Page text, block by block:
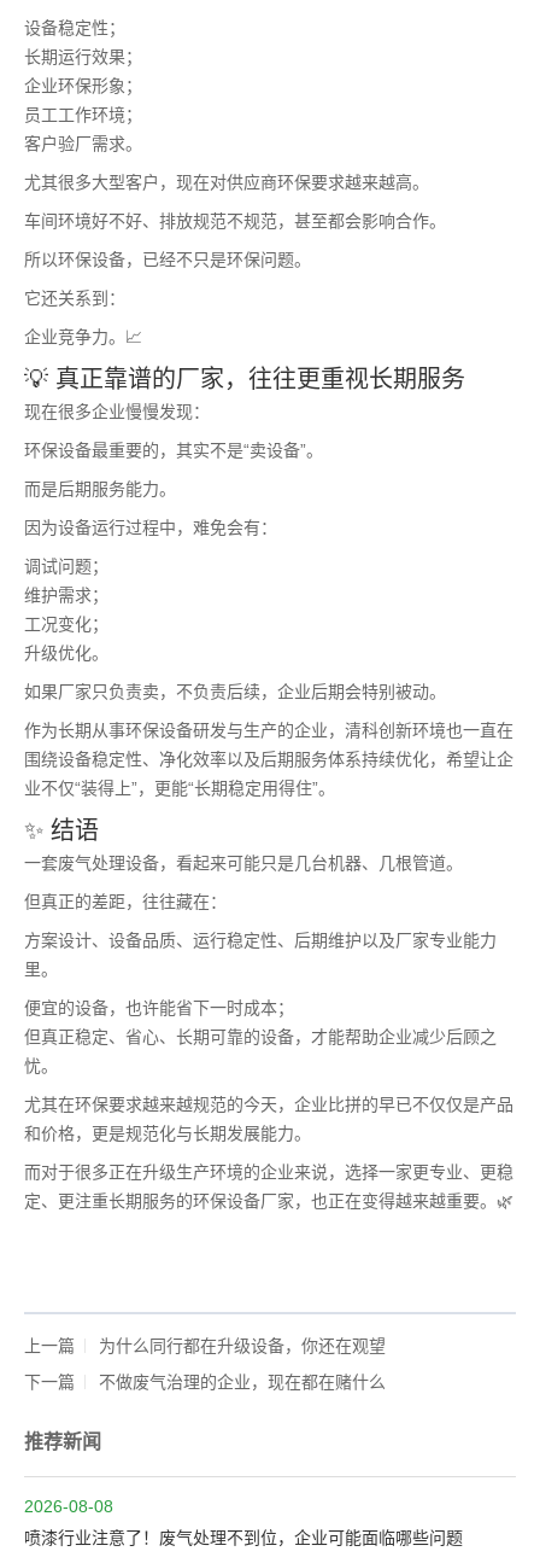
设备稳定性；
长期运行效果；
企业环保形象；
员工工作环境；
客户验厂需求。
尤其很多大型客户，现在对供应商环保要求越来越高。
车间环境好不好、排放规范不规范，甚至都会影响合作。
所以环保设备，已经不只是环保问题。
它还关系到：
企业竞争力。📈
💡 真正靠谱的厂家，往往更重视长期服务
现在很多企业慢慢发现：
环保设备最重要的，其实不是“卖设备”。
而是后期服务能力。
因为设备运行过程中，难免会有：
调试问题；
维护需求；
工况变化；
升级优化。
如果厂家只负责卖，不负责后续，企业后期会特别被动。
作为长期从事环保设备研发与生产的企业，清科创新环境也一直在
围绕设备稳定性、净化效率以及后期服务体系持续优化，希望让企
业不仅“装得上”，更能“长期稳定用得住”。
✨ 结语
一套废气处理设备，看起来可能只是几台机器、几根管道。
但真正的差距，往往藏在：
方案设计、设备品质、运行稳定性、后期维护以及厂家专业能力
里。
便宜的设备，也许能省下一时成本；
但真正稳定、省心、长期可靠的设备，才能帮助企业减少后顾之
忧。
尤其在环保要求越来越规范的今天，企业比拼的早已不仅仅是产品
和价格，更是规范化与长期发展能力。
而对于很多正在升级生产环境的企业来说，选择一家更专业、更稳
定、更注重长期服务的环保设备厂家，也正在变得越来越重要。🌿
上一篇
为什么同行都在升级设备，你还在观望
下一篇
不做废气治理的企业，现在都在赌什么
推荐新闻
2026-08-08
喷漆行业注意了！废气处理不到位，企业可能面临哪些问题